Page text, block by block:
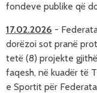
fondeve publike që
17.02.2026 -
dorëzoi sot pranë
tetë (8) projekte
faqesh, në kuadër të
e Sportit për